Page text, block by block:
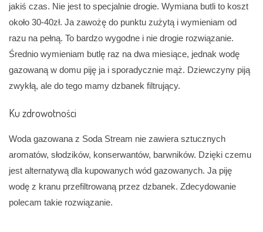
jakiś czas. Nie jest to specjalnie drogie. Wymiana butli to koszt
około 30-40zł. Ja zawożę do punktu zużytą i wymieniam od
razu na pełną. To bardzo wygodne i nie drogie rozwiązanie.
Średnio wymieniam butlę raz na dwa miesiące, jednak wodę
gazowaną w domu piję ja i sporadycznie mąż. Dziewczyny piją
zwykłą, ale do tego mamy dzbanek filtrujący.
Ku zdrowotności
Woda gazowana z Soda Stream nie zawiera sztucznych
aromatów, słodzików, konserwantów, barwników. Dzięki czemu
jest alternatywą dla kupowanych wód gazowanych. Ja piję
wodę z kranu przefiltrowaną przez dzbanek. Zdecydowanie
polecam takie rozwiązanie.